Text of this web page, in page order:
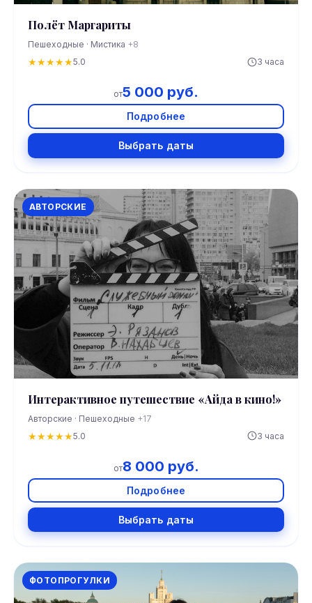
Полёт Маргариты
Пешеходные · Мистика +8
★★★★★5.0 3 часа
от5 000 руб.
Подробнее
Выбрать даты
АВТОРСКИЕ
Интерактивное путешествие «Айда в кино!»
Авторские · Пешеходные +17
★★★★★5.0 3 часа
от8 000 руб.
Подробнее
Выбрать даты
ФОТОПРОГУЛКИ